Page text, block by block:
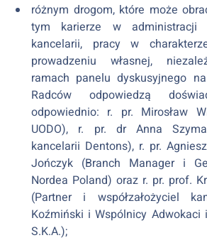
różnym drogom, które może
tym karierze w administracji
kancelarii, pracy w
prowadzeniu własnej,
ramach panelu dyskusyjnego
Radców odpowiedzą
odpowiednio: r. pr. Mirosław
UODO), r. pr. dr Anna
kancelarii Dentons), r. pr.
Jończyk (Branch Manager i
Nordea Poland) oraz r. pr. prof.
(Partner i współzałożyciel
Koźmiński i Wspólnicy Adwokaci
S.K.A.);